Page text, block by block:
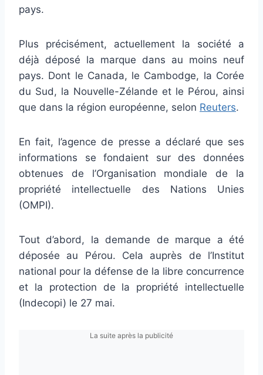
pays.
Plus précisément, actuellement la société a
déjà déposé la marque dans au moins neuf
pays. Dont le Canada, le Cambodge, la Corée
du Sud, la Nouvelle-Zélande et le Pérou, ainsi
que dans la région européenne, selon Reuters.
En fait, l’agence de presse a déclaré que ses
informations se fondaient sur des données
obtenues de l’Organisation mondiale de la
propriété intellectuelle des Nations Unies
(OMPI).
Tout d’abord, la demande de marque a été
déposée au Pérou. Cela auprès de l’Institut
national pour la défense de la libre concurrence
et la protection de la propriété intellectuelle
(Indecopi) le 27 mai.
La suite après la publicité